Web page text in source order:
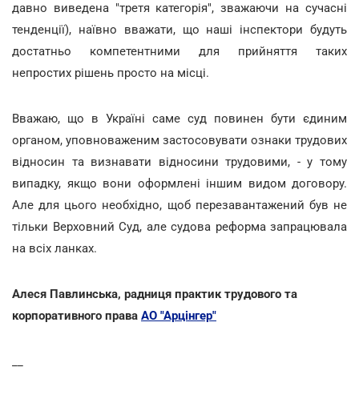
давно виведена "третя категорія", зважаючи на сучасні
тенденції), наївно вважати, що наші інспектори будуть
достатньо компетентними для прийняття таких
непростих рішень просто на місці.
Вважаю, що в Україні саме суд повинен бути єдиним
органом, уповноваженим застосовувати ознаки трудових
відносин та визнавати відносини трудовими, - у тому
випадку, якщо вони оформлені іншим видом договору.
Але для цього необхідно, щоб перезавантажений був не
тільки Верховний Суд, але судова реформа запрацювала
на всіх ланках.
Алеся Павлинська, радниця практик трудового та
корпоративного права АО "Арцінгер"